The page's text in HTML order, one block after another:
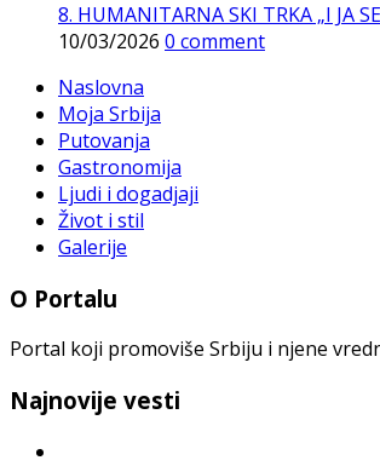
8. HUMANITARNA SKI TRKA „I JA
10/03/2026 0 comment
Naslovna
Moja Srbija
Putovanja
Gastronomija
Ljudi i dogadjaji
Život i stil
Galerije
O Portalu
Portal koji promoviše Srbiju i njene
Najnovije vesti